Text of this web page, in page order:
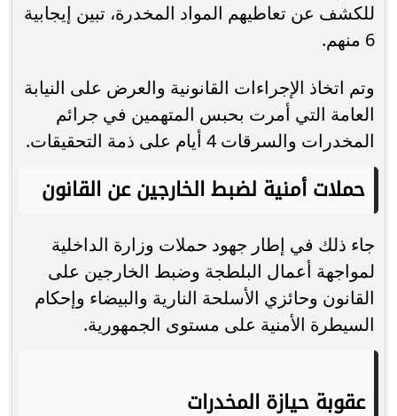
للكشف عن تعاطيهم المواد المخدرة، تبين إيجابية
6 منهم.
وتم اتخاذ الإجراءات القانونية والعرض على النيابة
العامة التي أمرت بحبس المتهمين في جرائم
المخدرات والسرقات 4 أيام على ذمة التحقيقات.
حملات أمنية لضبط الخارجين عن القانون
جاء ذلك في إطار جهود حملات وزارة الداخلية
لمواجهة أعمال البلطجة وضبط الخارجين على
القانون وحائزي الأسلحة النارية والبيضاء وإحكام
السيطرة الأمنية على مستوى الجمهورية.
عقوبة حيازة المخدرات